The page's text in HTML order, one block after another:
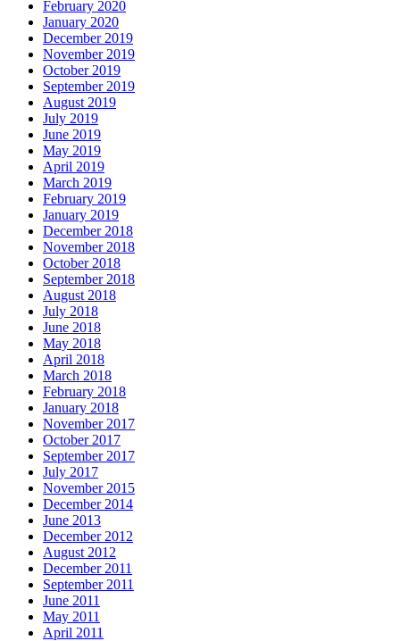
February 2020
January 2020
December 2019
November 2019
October 2019
September 2019
August 2019
July 2019
June 2019
May 2019
April 2019
March 2019
February 2019
January 2019
December 2018
November 2018
October 2018
September 2018
August 2018
July 2018
June 2018
May 2018
April 2018
March 2018
February 2018
January 2018
November 2017
October 2017
September 2017
July 2017
November 2015
December 2014
June 2013
December 2012
August 2012
December 2011
September 2011
June 2011
May 2011
April 2011